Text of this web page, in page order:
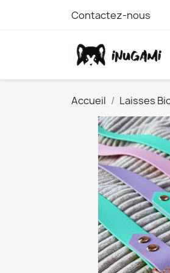
Contactez-nous
Accueil Laisses